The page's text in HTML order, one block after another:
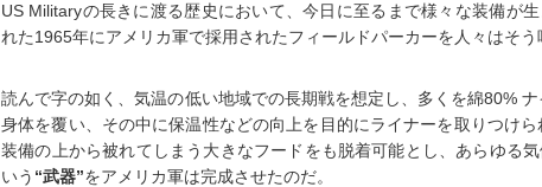
US Militaryの長きに渡る歴史において、今日に至るまで様々な装備が
れた1965年にアメリカ軍で採用されたフィールドパーカーを人々はそう
読んで字の如く、気温の低い地域での長期戦を想定し、多くを綿80%
身体を覆い、その中に保温性などの向上を目的にライナーを取りつけ
装備の上から被れてしまう大きなフードをも脱着可能とし、あらゆる
いう “武器”をアメリカ軍は完成させたのだ。